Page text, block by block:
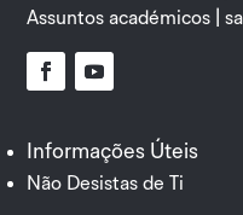
Assuntos académicos |
Informações Úteis
Não Desistas de Ti